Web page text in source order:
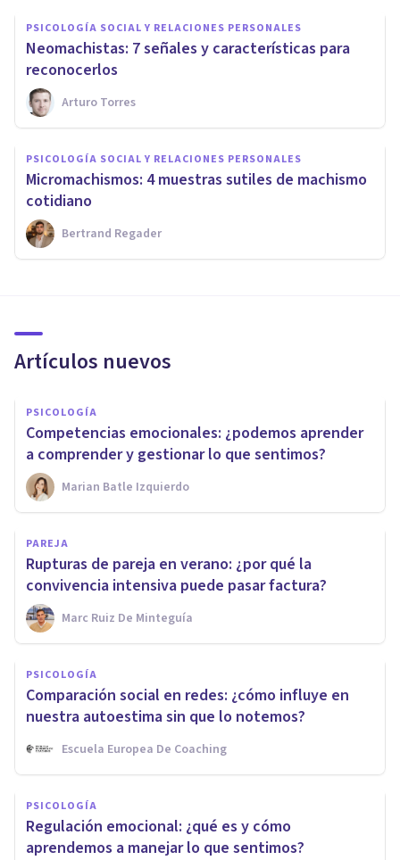
PSICOLOGÍA SOCIAL Y RELACIONES PERSONALES
​Neomachistas: 7 señales y características para
reconocerlos
Arturo Torres
PSICOLOGÍA SOCIAL Y RELACIONES PERSONALES
Micromachismos: 4 muestras sutiles de machismo
cotidiano
Bertrand Regader
Artículos nuevos
PSICOLOGÍA
Competencias emocionales: ¿podemos aprender
a comprender y gestionar lo que sentimos?
Marian Batle Izquierdo
PAREJA
Rupturas de pareja en verano: ¿por qué la
convivencia intensiva puede pasar factura?
Marc Ruiz De Minteguía
PSICOLOGÍA
Comparación social en redes: ¿cómo influye en
nuestra autoestima sin que lo notemos?
Escuela Europea De Coaching
PSICOLOGÍA
Regulación emocional: ¿qué es y cómo
aprendemos a manejar lo que sentimos?